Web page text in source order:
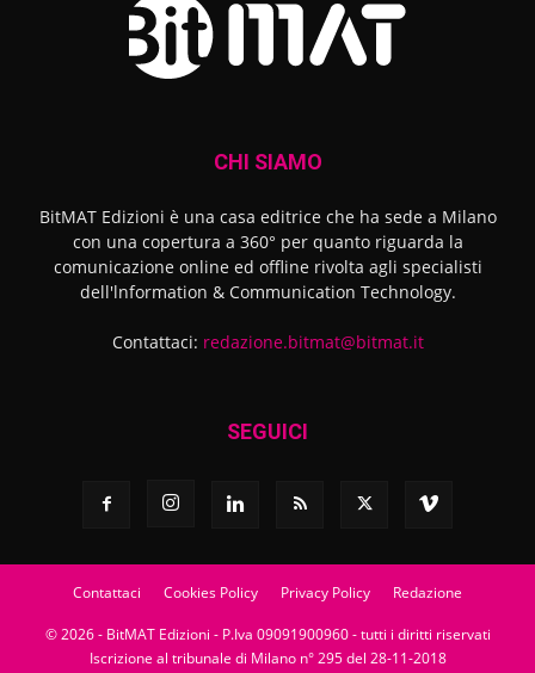
CHI SIAMO
BitMAT Edizioni è una casa editrice che ha sede a Milano
con una copertura a 360° per quanto riguarda la
comunicazione online ed offline rivolta agli specialisti
dell'lnformation & Communication Technology.
Contattaci: redazione.bitmat@bitmat.it
SEGUICI
Contattaci Cookies Policy Privacy Policy Redazione
© 2026 - BitMAT Edizioni - P.Iva 09091900960 - tutti i diritti riservati
Iscrizione al tribunale di Milano n° 295 del 28-11-2018